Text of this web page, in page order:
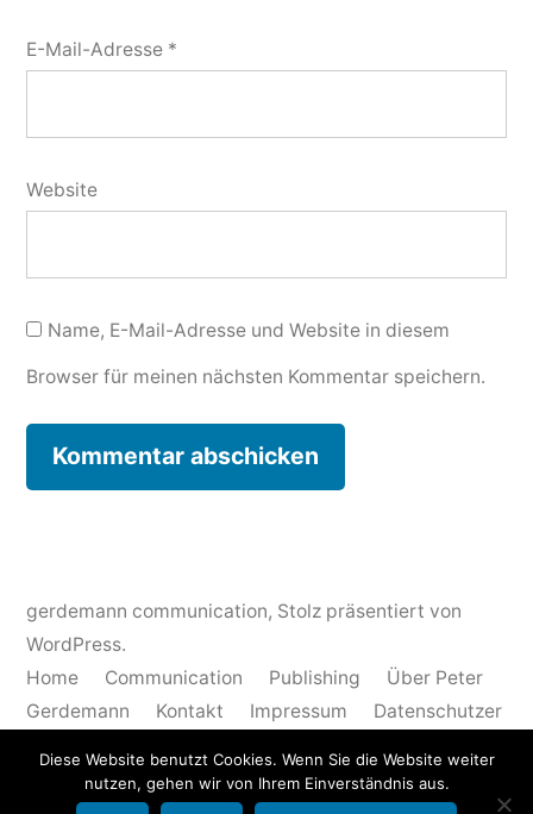
E-Mail-Adresse *
Website
Name, E-Mail-Adresse und Website in diesem
Browser für meinen nächsten Kommentar speichern.
gerdemann communication, Stolz präsentiert von
WordPress.
Home
Communication Publishing
Über Peter
Gerdemann
Kontakt Impressum
Datenschutzer
English
Diese Website benutzt Cookies. Wenn Sie die Website weiter
nutzen, gehen wir von Ihrem Einverständnis aus.